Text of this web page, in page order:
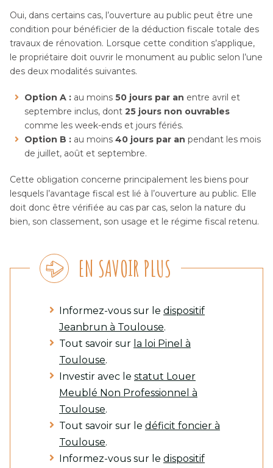
Oui, dans certains cas, l’ouverture au public peut être une
condition pour bénéficier de la déduction fiscale totale des
travaux de rénovation. Lorsque cette condition s’applique,
le propriétaire doit ouvrir le monument au public selon l’une
des deux modalités suivantes.
Option A : au moins 50 jours par an entre avril et
septembre inclus, dont 25 jours non ouvrables
comme les week-ends et jours fériés.
Option B : au moins 40 jours par an pendant les mois
de juillet, août et septembre.
Cette obligation concerne principalement les biens pour
lesquels l’avantage fiscal est lié à l’ouverture au public. Elle
doit donc être vérifiée au cas par cas, selon la nature du
bien, son classement, son usage et le régime fiscal retenu.
EN SAVOIR PLUS
Informez-vous sur le dispositif
Jeanbrun à Toulouse.
Tout savoir sur la loi Pinel à
Toulouse.
Investir avec le statut Louer
Meublé Non Professionnel à
Toulouse.
Tout savoir sur le déficit foncier à
Toulouse.
Informez-vous sur le dispositif